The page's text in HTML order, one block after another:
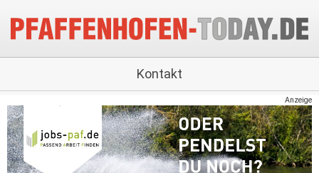
Kontakt
Anzeige